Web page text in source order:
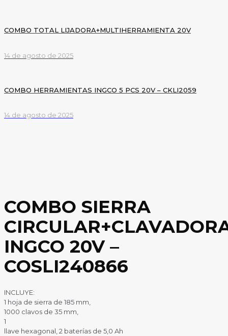
COMBO TOTAL LIJADORA+MULTIHERRAMIENTA 20V
14 de agosto de 2025
COMBO HERRAMIENTAS INGCO 5 PCS 20V – CKLI2059
14 de agosto de 2025
COMBO SIERRA
INGCO 20V –
COSLI240866
INCLUYE:
1 hoja de sierra de 185 mm,
1000 clavos de 35 mm,
1
llave hexagonal, 2 baterías de 5,0 Ah